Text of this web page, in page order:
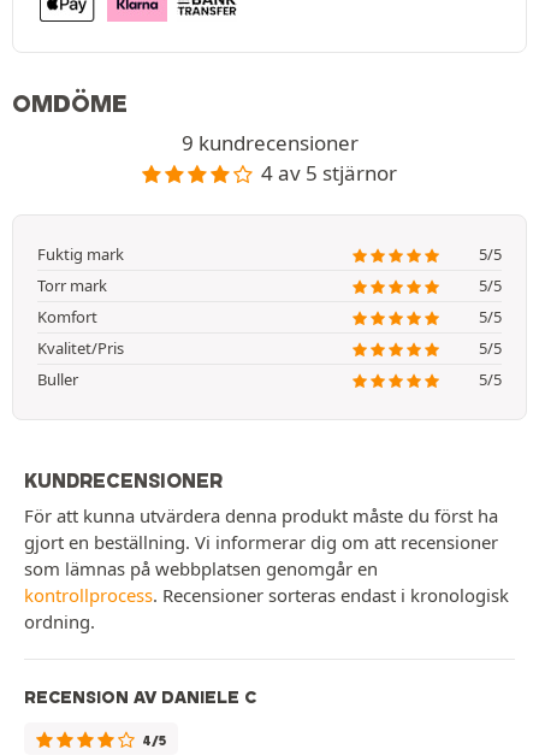
OMDÖME
9 kundrecensioner
4 av 5 stjärnor
Fuktig mark
5/5
Torr mark
5/5
Komfort
5/5
Kvalitet/Pris
5/5
Buller
5/5
KUNDRECENSIONER
För att kunna utvärdera denna produkt måste du först ha
gjort en beställning. Vi informerar dig om att recensioner
som lämnas på webbplatsen genomgår en
kontrollprocess. Recensioner sorteras endast i kronologisk
ordning.
RECENSION AV DANIELE C
4/5